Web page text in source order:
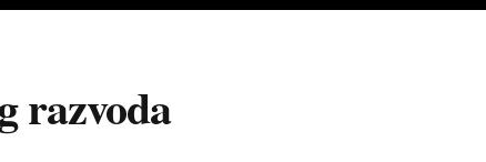
(Twitter)
razvoda